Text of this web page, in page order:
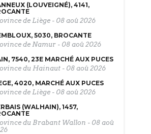
(LOUVEIGNÉ), 4141,
de Liège- 08 aoû 2026
5030, BROCANTE
de Namur- 08 aoû 2026
7540, 23E MARCHÉ AUX PUCES
du Hainaut- 08 aoû 2026
4020, MARCHÉ AUX PUCES
de Liège- 08 aoû 2026
(WALHAIN), 1457,
du Brabant Wallon - 08 aoû